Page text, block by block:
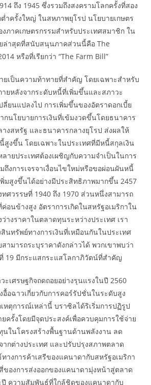
ถึง 1945 ซึ่งรวมถึงสงครามโลกครั้งที่สอง
ำครั้งใหญ่ ในสหภาพยุโรป นโยบายเกษตร
ภาคเกษตรกรรมสำหรับประเทศสมาชิก ใน
ล่าสุดที่สนับสนุนภาคส่วนนี้คือ The
หรือที่เรียกว่า “The Farm Bill”
ยเป็นความท้าทายที่สำคัญ โดยเฉพาะสำหรับ
ยหลังจากระดับหนี้ที่เพิ่มขึ้นและสภาวะ
ลี่ยนแปลงไป การเพิ่มขึ้นของอัตราดอกเบี้ย
กนโยบายการเงินที่เข้มงวดขึ้นโดยธนาคาร
งสหรัฐ และธนาคารกลางยุโรป ส่งผลให้
สูงขึ้น โดยเฉพาะในประเทศที่มีหนี้สกุลเงิน
ลายประเทศต้องเผชิญกับความจำเป็นในการ
ถึงการเจรจาเงื่อนไขใหม่หรือขอผ่อนผันหนี้
มสูงขึ้นได้อย่างมีประสิทธิภาพมากขึ้น 2457
ศวรรษที่ 1940 ถึง 1970 ส่วนหนึ่งสามารถ
อนข้างสูง อัตราการเกิดในสหรัฐอเมริกาใน
างราคาในตลาดทุนระหว่างประเทศ เรา
นทรัพย์ทางการเงินที่เหมือนกันในประเทศ
ามารถระบุราคาดังกล่าวได้ พวกเขาพบว่า
19 มีกระแสกระแสโลกาภิวัตน์ที่สำคัญ
เศรษฐกิจถดถอยอย่างรุนแรงในปี 2560
อฉาวเกี่ยวกับการคอร์รัปชั่นในระดับสูง
เหตุการณ์เหล่านี้ บราซิลได้ริเริ่มการปฏิรูป
ครั้งโดยมีจุดประสงค์เพื่อควบคุมการใช้จ่าย
ในโครงสร้างพื้นฐานด้านพลังงาน ลด
กต่างประเทศ และปรับปรุงสภาพตลาด
างการค้าเสรีของแคนาดากับสหรัฐอเมริกา
ของการส่งออกของแคนาดามุ่งหน้าสู่ตลาด
ปี ความสัมพันธ์ที่ใกล้ชิดของแคนาดากับ